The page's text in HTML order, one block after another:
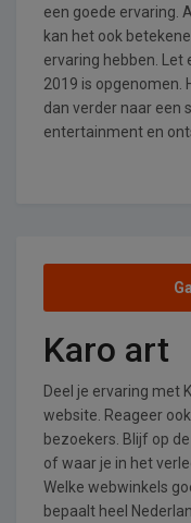
een goede ervaring.
kan het ook
ervaring hebben. Let
2019 is opgenomen.
dan verder naar een
entertainment en
Karo art
Deel je ervaring met
website. Reageer
bezoekers. Blijf op
of waar je in het
Welke webwinkels
bepaalt heel